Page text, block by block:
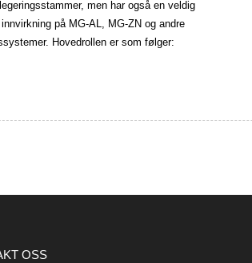
men har også en veldig
på MG-AL, MG-ZN og andre
Hovedrollen er som følger:
OSS